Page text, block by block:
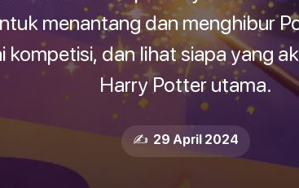
menantang dan menghibur
kompetisi, dan lihat siapa yang
Harry Potter utama.
✍️ 29 April 2024